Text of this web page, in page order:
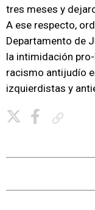
tres meses y
A ese respecto,
Departamento de
la intimidación
racismo antijudío
izquierdistas y